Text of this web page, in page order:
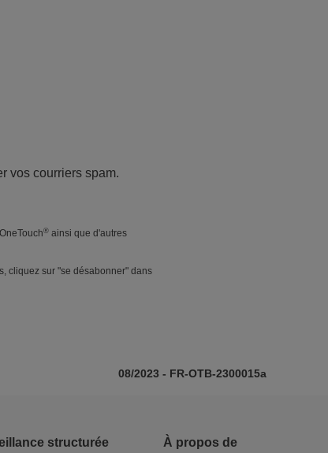
vos courriers spam.
® ainsi que d'autres
cliquez sur "se désabonner" dans
08/2023 - FR-OTB-2300015a
structurée Footer - Social
À propos de